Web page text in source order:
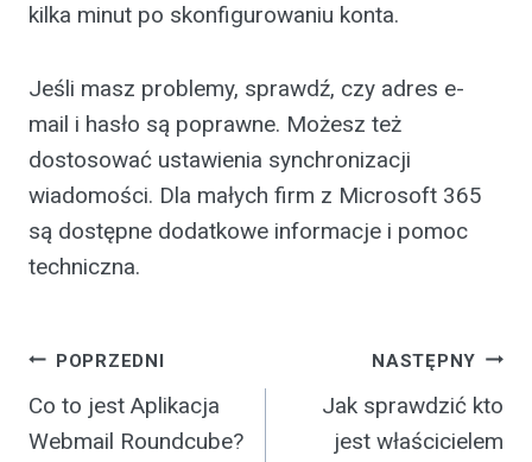
kilka minut po skonfigurowaniu konta.
Jeśli masz problemy, sprawdź, czy adres e-
mail i hasło są poprawne. Możesz też
dostosować ustawienia synchronizacji
wiadomości. Dla małych firm z Microsoft 365
są dostępne dodatkowe informacje i pomoc
techniczna.
Nawigacja
wpisu
POPRZEDNI
Co to jest Aplikacja
Webmail Roundcube?
NASTĘPNY
Jak sprawdzić kto
jest właścicielem